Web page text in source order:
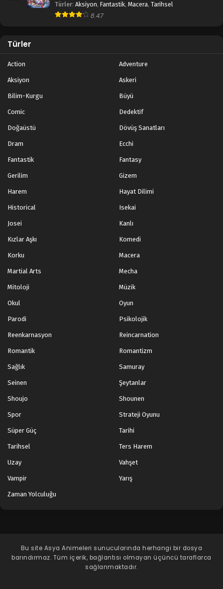
Türler: Aksiyon, Fantastik, Macera, Tarihsel
8.47
Türler
Action Adventure
Aksiyon Askeri
Bilim-Kurgu Büyü
Comic Dedektif
Doğaüstü Dövüş Sanatları
Dram Ecchi
Fantastik Fantasy
Gerilim Gizem
Harem Hayat Dilimi
Historical Isekai
Josei Kanlı
Kızlar Aşkı Komedi
Korku Macera
Martial Arts Mecha
Mitoloji Müzik
Okul Oyun
Parodi Psikolojik
Reenkarnasyon Reincarnation
Romantik Romantizm
Sağlık Samuray
Seinen Şeytanlar
Shoujo Shounen
Spor Strateji Oyunu
Süper Güç Tarihi
Tarihsel Ters Harem
Uzay Vahşet
Vampir Yarış
Zaman Yolculuğu
Bu site Asya Animeleri sunucularında herhangi bir dosya
barındırmaz. Tüm içerik, bağlantısı olmayan üçüncü taraflarca
sağlanmaktadır.